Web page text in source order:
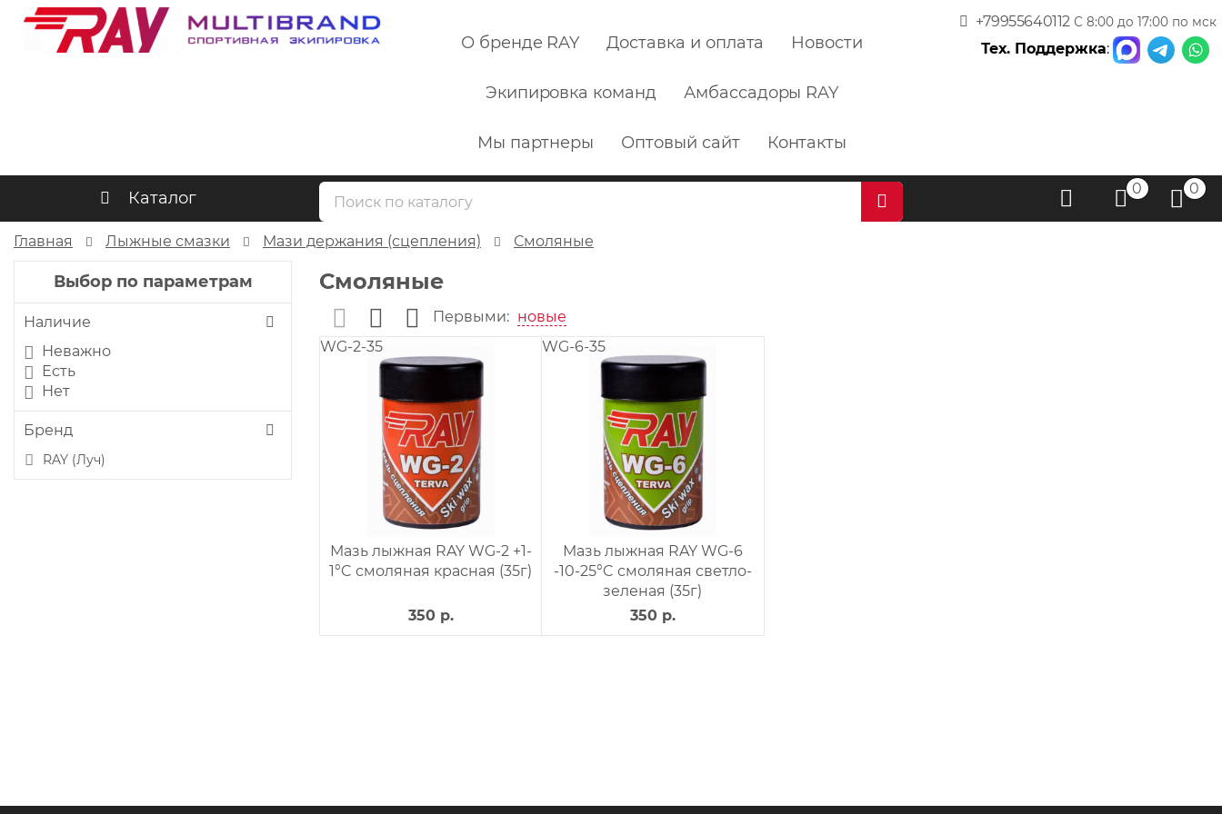
О бренде RAY Доставка и оплата Новости
Экипировка команд Амбассадоры RAY
Мы партнеры Оптовый сайт Контакты
+79955640112 С 8:00 до 17:00 по мск
Тех. Поддержка:
Каталог 0 0
Главная Лыжные смазки Мази держания (сцепления) Смоляные
Выбор по параметрам
Наличие
Неважно
Есть
Нет
Бренд
RAY (Луч)
Смоляные
Первыми: новые
WG-2-35
Мазь лыжная RAY WG-2 +1-
1°C смоляная красная (35г)
350 р.
WG-6-35
Мазь лыжная RAY WG-6
-10-25°C смоляная светло-
зеленая (35г)
350 р.